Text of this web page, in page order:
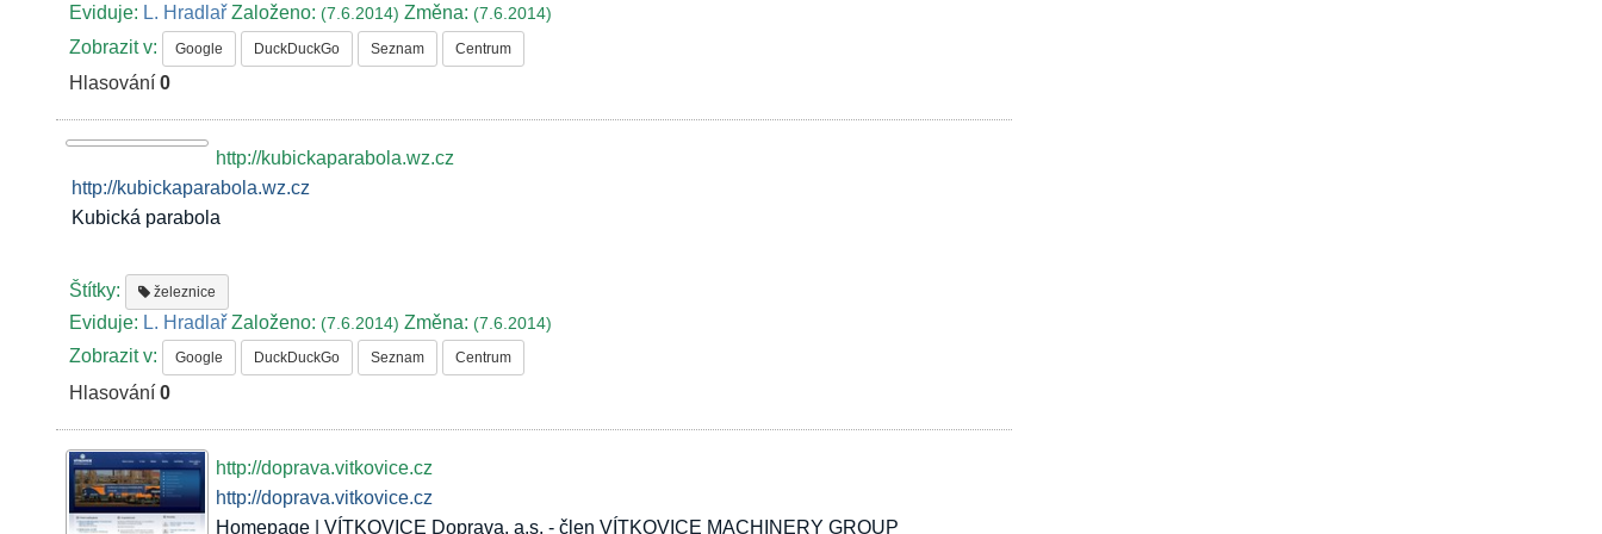
Eviduje: L. Hradlař Založeno:(7.6.2014)Změna:(7.6.2014)
Zobrazit v: Google DuckDuckGo Seznam Centrum
Hlasování0
http://kubickaparabola.wz.cz
http://kubickaparabola.wz.cz
Kubická parabola
Štítky: železnice
Eviduje: L. Hradlař Založeno:(7.6.2014)Změna:(7.6.2014)
Zobrazit v: Google DuckDuckGo Seznam Centrum
Hlasování0
http://doprava.vitkovice.cz
http://doprava.vitkovice.cz
Homepage | VÍTKOVICE Doprava, a.s. - člen VÍTKOVICE MACHINERY GROUP